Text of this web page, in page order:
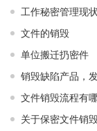
工作秘密管理现状
文件的销毁
单位搬迁扔密件
销毁缺陷产品，
文件销毁流程有
关于保密文件销